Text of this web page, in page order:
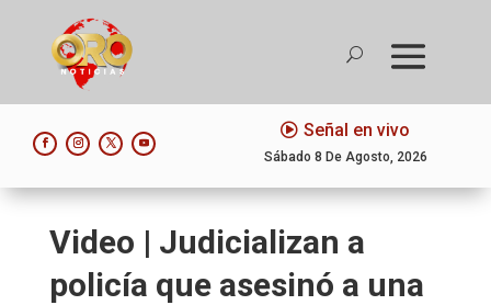
Señal en vivo
Sábado 8 De Agosto, 2026
Video | Judicializan a
policía que asesinó a una